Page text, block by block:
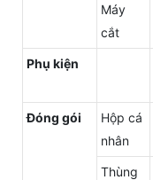
Máy
cắt
Phụ kiện
Đóng gói
Hộp cá
nhân
Thùng